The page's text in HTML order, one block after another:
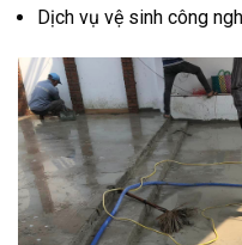
Dịch vụ vệ sinh công